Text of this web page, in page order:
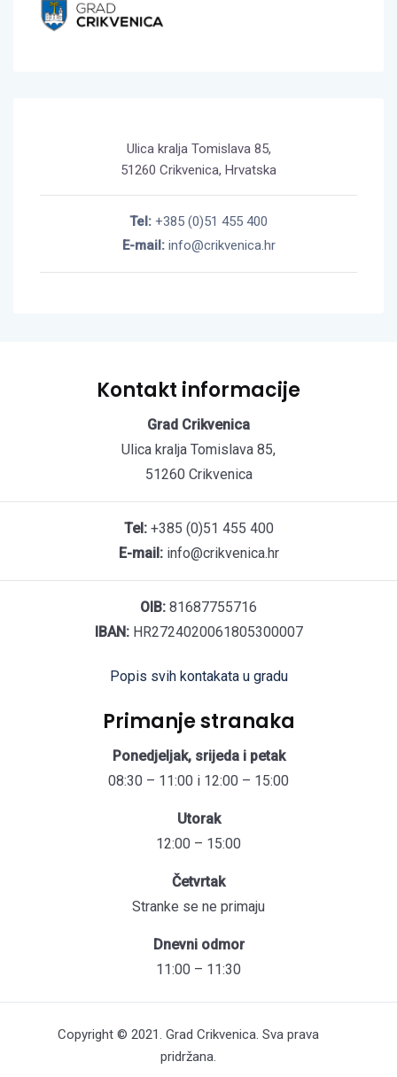
Ulica kralja Tomislava 85,
51260 Crikvenica, Hrvatska
Tel: +385 (0)51 455 400
E-mail:info@crikvenica.hr
Kontakt informacije
Grad Crikvenica
Ulica kralja Tomislava 85,
51260 Crikvenica
Tel:+385 (0)51 455 400
E-mail:info@crikvenica.hr
OIB: 81687755716
IBAN:HR2724020061805300007
Popis svih kontakata u gradu
Primanje stranaka
Ponedjeljak, srijeda i petak
08:30 – 11:00 i 12:00 – 15:00
Utorak
12:00 – 15:00
Četvrtak
Stranke se ne primaju
Dnevni odmor
11:00 – 11:30
Copyright © 2021. Grad Crikvenica. Sva prava
pridržana.